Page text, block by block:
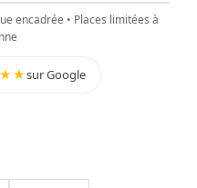
formation
la vidéo
encadrée • Places limitées à
sur Google